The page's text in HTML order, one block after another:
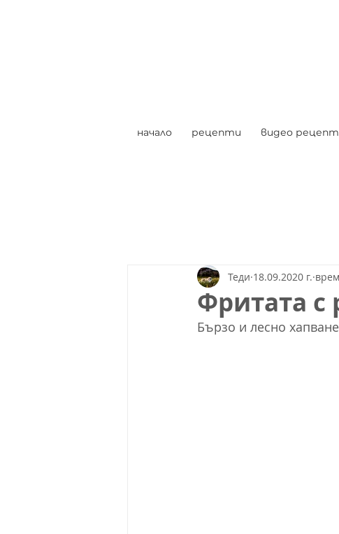
начало рецепти видео
Фритата с
Теди 18.09.2020 г.
Бързо и лесно